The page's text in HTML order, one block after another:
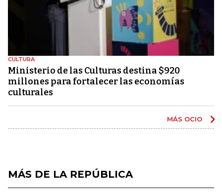
CULTURA
Ministerio de las Culturas destina $920
millones para fortalecer las economías
culturales
MÁS OCIO
MÁS DE LA REPÚBLICA